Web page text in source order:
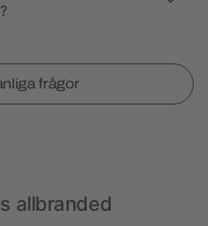
frågor
allbranded